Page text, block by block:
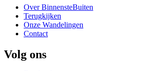
Over BinnensteBuiten
Terugkijken
Onze Wandelingen
Contact
Volg ons